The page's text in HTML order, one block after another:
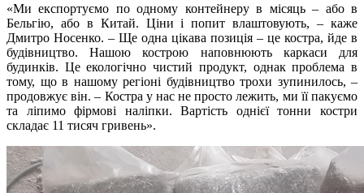
«Ми експортуємо по одному контейнеру в місяць – або в
Бельгію, або в Китай. Ціни і попит влаштовують, – каже
Дмитро Носенко. – Ще одна цікава позиція – це костра, йде в
будівництво. Нашою кострою наповнюють каркаси для
будинків. Це екологічно чистий продукт, однак проблема в
тому, що в нашому регіоні будівництво трохи зупинилось, –
продовжує він. – Костра у нас не просто лежить, ми її пакуємо
та ліпимо фірмові наліпки. Вартість однієї тонни костри
складає 11 тисяч гривень».